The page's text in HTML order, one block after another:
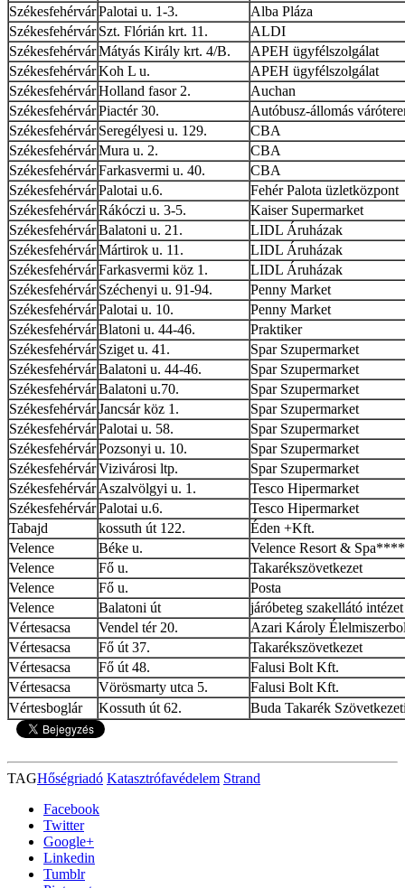
SzékesfehérvárPalotai u. 1-3.
Alba Pláza
Székesfehérvár Szt. Flórián krt. 11.
ALDI
SzékesfehérvárMátyás Király krt. 4/B.
APEH ügyfélszolgálat
SzékesfehérvárKoh L u.
APEH ügyfélszolgálat
SzékesfehérvárHolland fasor 2.
Auchan
SzékesfehérvárPiactér 30.
Autóbusz-állomás
Székesfehérvár Seregélyesi u. 129.
CBA
SzékesfehérvárMura u. 2.
CBA
SzékesfehérvárFarkasvermi u. 40.
CBA
SzékesfehérvárPalotai u.6.
Fehér Palota üzletközpont
SzékesfehérvárRákóczi u. 3-5.
Kaiser Supermarket
SzékesfehérvárBalatoni u. 21.
LIDL Áruházak
SzékesfehérvárMártirok u. 11.
LIDL Áruházak
SzékesfehérvárFarkasvermi köz 1.
LIDL Áruházak
Székesfehérvár Széchenyi u. 91-94.
Penny Market
SzékesfehérvárPalotai u. 10.
Penny Market
SzékesfehérvárBlatoni u. 44-46.
Praktiker
Székesfehérvár Sziget u. 41.
Spar Szupermarket
SzékesfehérvárBalatoni u. 44-46.
Spar Szupermarket
SzékesfehérvárBalatoni u.70.
Spar Szupermarket
SzékesfehérvárJancsár köz 1.
Spar Szupermarket
SzékesfehérvárPalotai u. 58.
Spar Szupermarket
SzékesfehérvárPozsonyi u. 10.
Spar Szupermarket
SzékesfehérvárVizivárosi ltp.
Spar Szupermarket
Székesfehérvár Aszalvölgyi u. 1.
Tesco Hipermarket
SzékesfehérvárPalotai u.6.
Tesco Hipermarket
Tabajd
kossuth út 122.
Éden +Kft.
Velence
Béke u.
Velence Resort & Spa****
Velence
Fő u.
Takarékszövetkezet
Velence
Fő u.
Posta
Velence
Balatoni út
járóbeteg szakellátó intézet
Vértesacsa
Vendel tér 20.
Azari Károly
Vértesacsa
Fő út 37.
Takarékszövetkezet
Vértesacsa
Fő út 48.
Falusi Bolt Kft.
Vértesacsa
Vörösmarty utca 5.
Falusi Bolt Kft.
Vértesboglár
Kossuth út 62. Buda Takarék
TAGHőségriadó Katasztrófavédelem Strand
Facebook
Twitter
Google+
Linkedin
Tumblr